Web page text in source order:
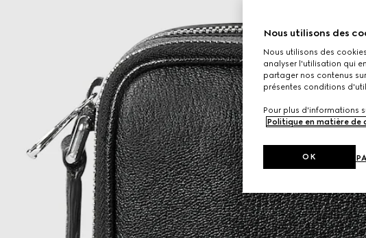
Nous utilisons des
Nous utilisons des
analyser l'utilisation qui
partager nos contenus
présentes conditions
Pour plus d'informations
Politique en matière de
OK